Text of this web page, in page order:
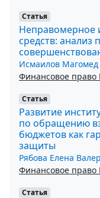
Статья
Неправомерное
средств: анализ
Исмаилов
Финансовое
Статья
Развитие
по обращению
бюджетов как
защиты
Рябова Елена
Финансовое
Статья